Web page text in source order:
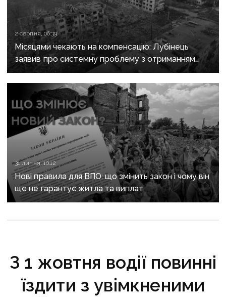
2 серпня, 06:39
Місяцями чекають на компенсацію: Лубінець
заявив про системну проблему з отриманням
сертифікатів за зруйноване житло
31 липня, 10:12
Нові правила для ВПО: що змінить закон і чому він
ще не гарантує житла та виплат
З 1 жовтня водії повинні
їздити з увімкненими